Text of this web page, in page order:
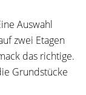
Auswahl
zwei Etagen
das richtige.
Grundstücke